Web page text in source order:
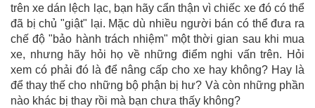
trên xe dán lệch lạc, bạn hãy cẩn thận vì chiếc xe đó có thể
đã bị chủ "giật" lại. Mặc dù nhiều người bán có thể đưa ra
chế độ "bảo hành trách nhiệm" một thời gian sau khi mua
xe, nhưng hãy hỏi họ về những điểm nghi vấn trên. Hỏi
xem có phải đó là để nâng cấp cho xe hay không? Hay là
để thay thế cho những bộ phận bị hư? Và còn những phần
nào khác bị thay rồi mà bạn chưa thấy không?